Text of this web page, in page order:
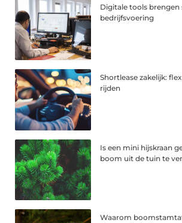
Digitale tools
bedrijfsvoering
Shortlease zakelijk:
rijden
Is een mini hijskraan
boom uit de tuin te
Waarom